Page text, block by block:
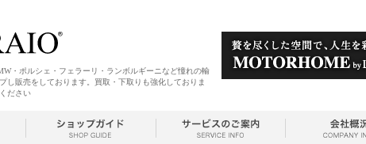
・ポルシェ・フェラーリ・ランボルギーニなど憧れの輸
し販売をしております。買取・下取りも強化しておりま
ださい